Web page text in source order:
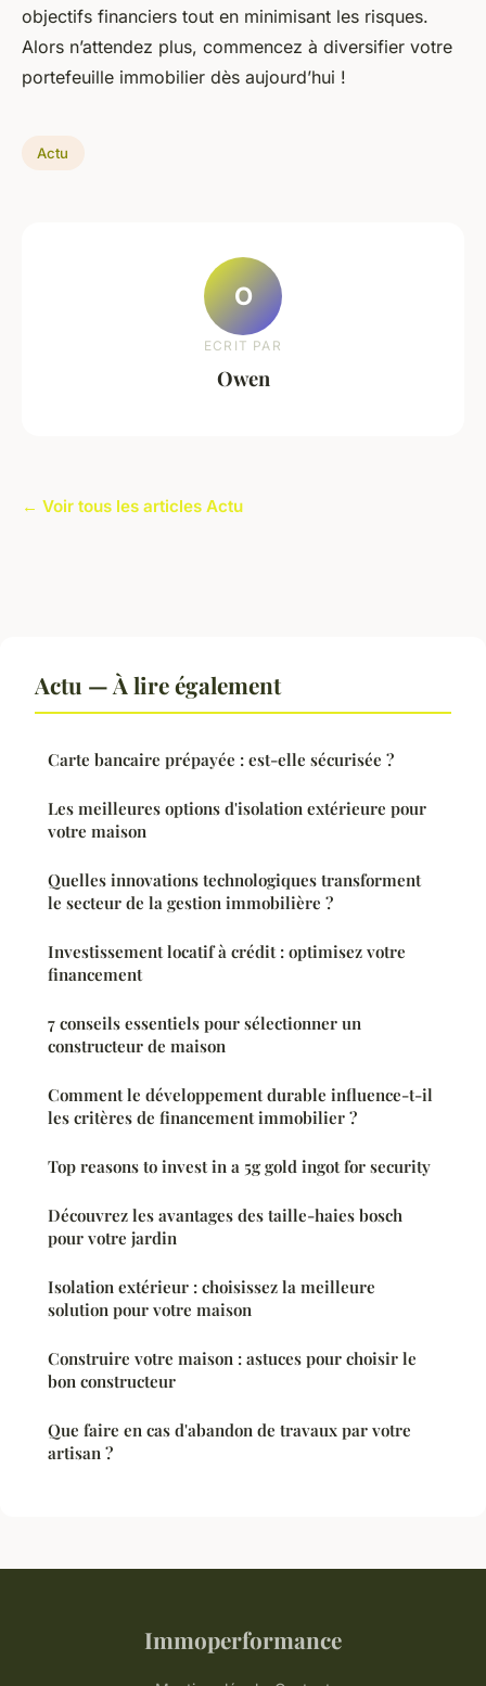
objectifs financiers tout en minimisant les risques.
Alors n’attendez plus, commencez à diversifier votre
portefeuille immobilier dès aujourd’hui !
Actu
O
ECRIT PAR
Owen
← Voir tous les articles Actu
Actu — À lire également
Carte bancaire prépayée : est-elle sécurisée ?
Les meilleures options d'isolation extérieure pour
votre maison
Quelles innovations technologiques transforment
le secteur de la gestion immobilière ?
Investissement locatif à crédit : optimisez votre
financement
7 conseils essentiels pour sélectionner un
constructeur de maison
Comment le développement durable influence-t-il
les critères de financement immobilier ?
Top reasons to invest in a 5g gold ingot for security
Découvrez les avantages des taille-haies bosch
pour votre jardin
Isolation extérieur : choisissez la meilleure
solution pour votre maison
Construire votre maison : astuces pour choisir le
bon constructeur
Que faire en cas d'abandon de travaux par votre
artisan ?
Immoperformance